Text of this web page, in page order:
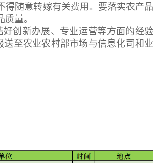
得随意转嫁有关费用。要落实农产品
量。
创新办展、专业运营等方面的经验
至农业农村部市场与信息化司和业